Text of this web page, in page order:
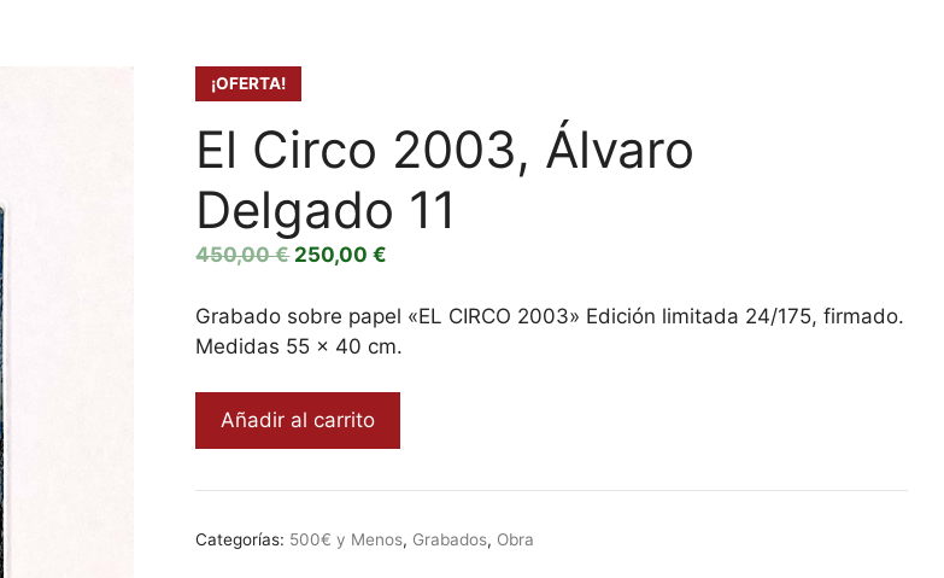
¡OFERTA!
El Circo 2003, Álvaro
Delgado 11
450,00€ El
original
era:
250,00€
actual
es:
Grabado sobre papel «EL CIRCO 2003» Edición limitada 24/175, firmado.
Medidas 55 x 40 cm.
Álvaro
Delgado
Añadir al carrito
Categorías: 500€ y Menos, Grabados, Obra